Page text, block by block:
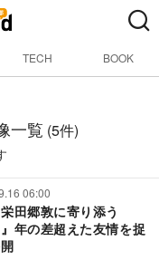
TECH BOOK
一覧 (5件)
06:00
田郷敦に寄り添う
』年の差超えた友情を捉